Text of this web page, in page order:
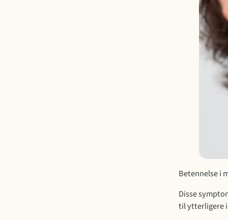
Betennelse i
Disse
til ytterligere